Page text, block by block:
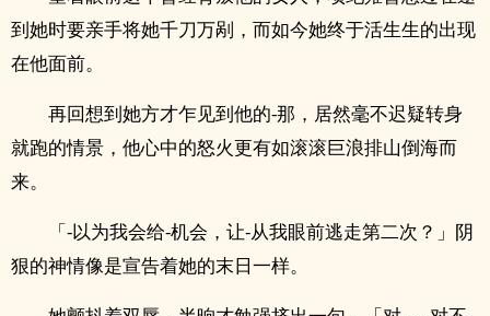
到她时要亲手将她千刀万剐，而如今她终于活生生的出现
在他面前。
再回想到她方才乍见到他的-那，居然毫不迟疑转身
就跑的情景，他心中的怒火更有如滚滚巨浪排山倒海而
来。
「-以为我会给-机会，让-从我眼前逃走第二次？」阴
狠的神情像是宣告着她的末日一样。